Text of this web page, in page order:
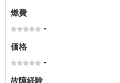
燃費
-
価格
-
故障経験